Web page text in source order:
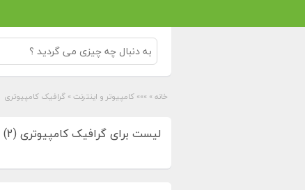
خانه » »»» کامپیوتر و اینترنت » گرافیک کامپیوتری
لیست برای گرافیک کامپیوتری (2)